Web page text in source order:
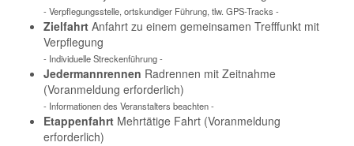
- Verpflegungsstelle, ortskundiger Führung, tlw. GPS-Tracks -
Zielfahrt Anfahrt zu einem gemeinsamen Trefffunkt mit
Verpflegung
- Individuelle Streckenführung -
Jedermannrennen Radrennen mit Zeitnahme
(Voranmeldung erforderlich)
- Informationen des Veranstalters beachten -
Etappenfahrt Mehrtätige Fahrt (Voranmeldung
erforderlich)